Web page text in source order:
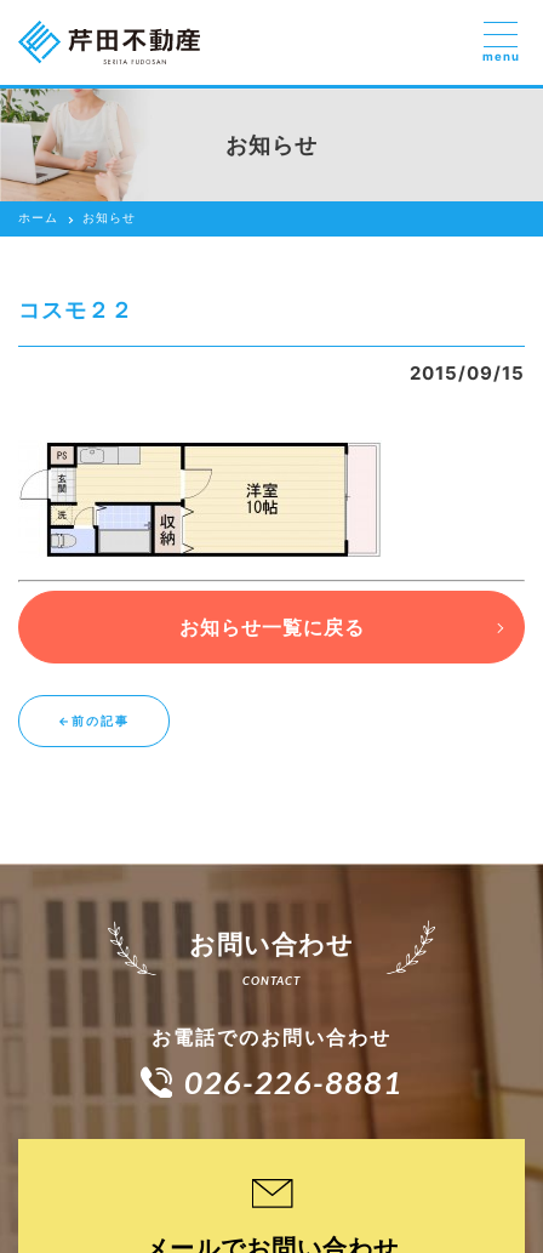
売りたい
貸したい方
借りたい
スタッフ紹介
会社紹介
ブログ
退去連絡フォームはこちら
menu
お知らせ
ホーム お知らせ
コスモ２２
2015/09/15
お知らせ一覧に戻る
←前の記事
お問い合わせ
お電話でのお問い合わせ
026-226-8881